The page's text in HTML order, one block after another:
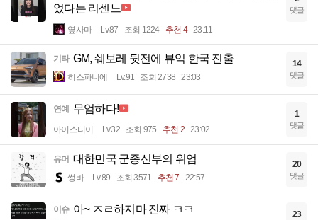
었다는 리센느
옆사마 Lv.87 조회 1224 추천 4 23:11
댓글
기타 GM, 쉐보레 뒷전에 뷰익 한국 진출
히스파니에 Lv.91 조회 2738 23:03
14
댓글
연예 무엄하다!
아이스티이 Lv.32 조회 975 추천 2 23:02
1
댓글
유머 대한민국 군종신부의 위엄
썽바 Lv.89 조회 3571 추천 7 22:57
20
댓글
이슈 아~ ㅈㄹ하지마 진짜 ㅋㅋ 23